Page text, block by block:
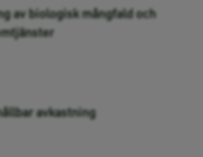
av biologisk mångfald och
avkastning